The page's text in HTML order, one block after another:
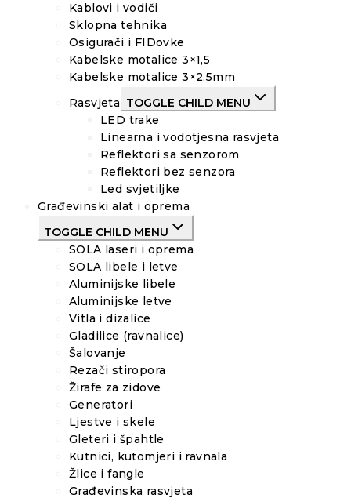
Kablovi i vodiči
Sklopna tehnika
Osigurači i FIDovke
Kabelske motalice 3×1,5
Kabelske motalice 3×2,5mm
Rasvjeta TOGGLE CHILD MENU
LED trake
Linearna i vodotjesna rasvjeta
Reflektori sa senzorom
Reflektori bez senzora
Led svjetiljke
Građevinski alat i oprema
TOGGLE CHILD MENU
SOLA laseri i oprema
SOLA libele i letve
Aluminijske libele
Aluminijske letve
Vitla i dizalice
Gladilice (ravnalice)
Šalovanje
Rezači stiropora
Žirafe za zidove
Generatori
Ljestve i skele
Gleteri i špahtle
Kutnici, kutomjeri i ravnala
Žlice i fangle
Građevinska rasvjeta